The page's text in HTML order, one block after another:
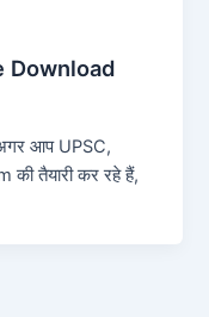
Download
आप UPSC,
की तैयारी कर रहे हैं,